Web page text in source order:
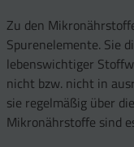
Zu den
Spurenelemente. Sie
lebenswichtiger
nicht bzw. nicht in
sie regelmäßig über
Mikronährstoffe sind